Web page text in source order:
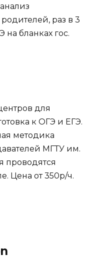
раз в 3
бланках гос.
для
к ОГЭ и ЕГЭ.
методика
МГТУ им.
проводятся
Цена от 350р/ч.